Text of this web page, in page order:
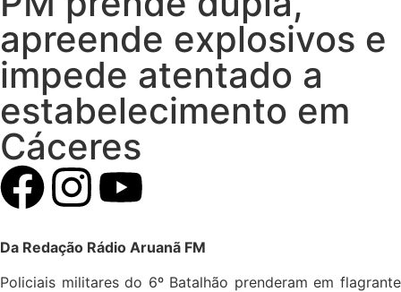
apreende explosivos e
impede atentado a
estabelecimento em
Cáceres
Da Redação Rádio Aruanã FM
Policiais militares do 6º Batalhão prenderam em flagrante